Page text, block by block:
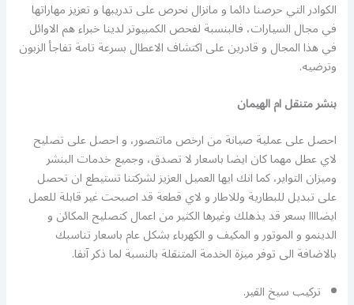
الكوادر التي حرصنا دائما و مانزال نحرص على تدريبها و تعزيز مهاراتها
في مجال السيارات، فالبنسبة لفحص الكمبيوتر لدينا خبراء هم الاوائل
في هذا المجال و قادرين على اكتشاف الاعطال بسرعة تامة تفاجأ الزبون
وترضيه.
بنشر متنقل ام الهيمان
احصل على عملية صيانة من ارخص ماتتصور، و احصل على تصليح
لاي عطل مهما كان ايضا باسعار لا تصدق، وجميع خدمات البنشر
وميزان التواير، كما انك ايها العميل العزيز لشركتنا تستيطع ان تحصل
على تبديل للبطارية وللاطار و لاي قطعة قد اصبحت غير قابلة للعمل
ايضاااا بسعر قد يذهلك وغيرها الكثير من اعمال كتصليح المكائن و
الدينمو و الموتور و المكيف و الكهرباء بشكل عام باسعار تناسبك
بالاضافة الى توفر ميزة الخدمة المتنقلة بالنسبة لما ذكر آنفا.
تركيب سيخ القير.